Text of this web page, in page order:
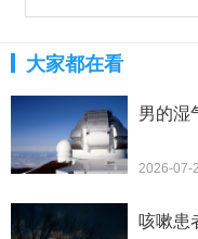
大家都在看
男的湿
2026-07-
咳嗽患